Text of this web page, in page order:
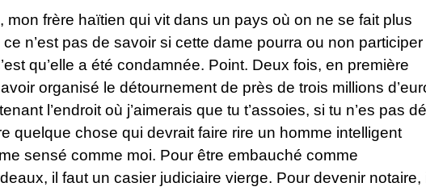
mon frère haïtien qui vit dans un pays où on ne se fait plus
n’est pas de savoir si cette dame pourra ou non participer
qu’elle a été condamnée. Point. Deux fois, en première
organisé le détournement de près de trois millions
l’endroit où j’aimerais que tu t’assoies, si tu n’es pas
quelque chose qui devrait faire rire un homme intelligent
sensé comme moi. Pour être embauché comme
il faut un casier judiciaire vierge. Pour devenir notaire,